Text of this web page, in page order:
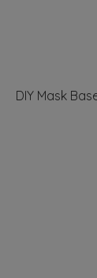
DIY Mask